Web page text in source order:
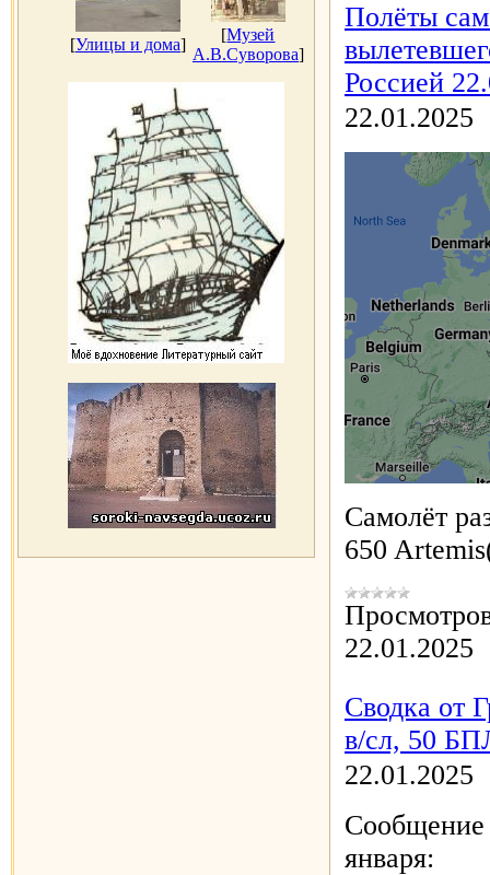
[Улицы и дома]
[Музей
А.В.Суворова]
Полёты
Россией
22.01.2025
Самолёт
650
22.01.2025
Сводка от
в/сл, 50
22.01.2025
Сообщение
января: